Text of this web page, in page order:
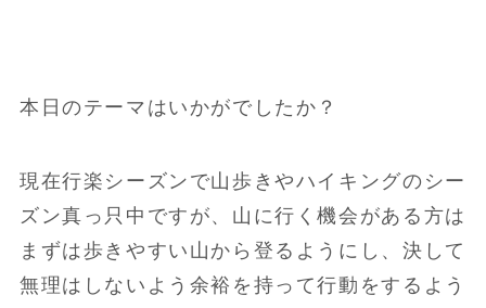
本日のテーマはいかがでしたか？
現在行楽シーズンで山歩きやハイキングのシー
ズン真っ只中ですが、山に行く機会がある方は
まずは歩きやすい山から登るようにし、決して
無理はしないよう余裕を持って行動をするよう